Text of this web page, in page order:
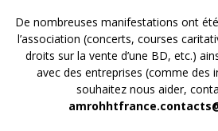
De nombreuses manifestations ont
l’association (concerts, courses
droits sur la vente d’une BD, etc.)
avec des entreprises (comme des
souhaitez nous aider,